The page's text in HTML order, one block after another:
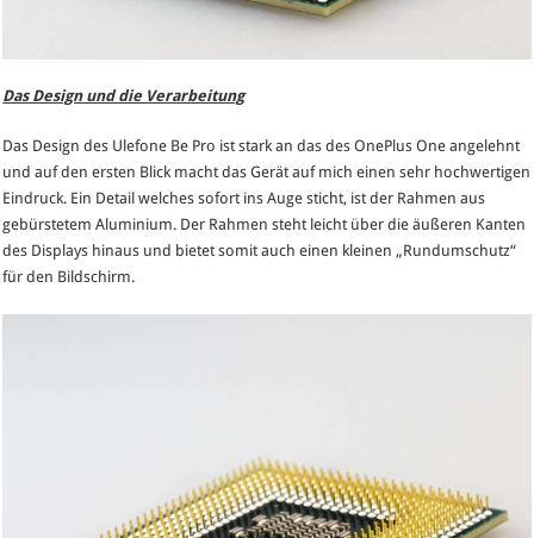
Das Design und die Verarbeitung
Das Design des Ulefone Be Pro ist stark an das des OnePlus One angelehnt
und auf den ersten Blick macht das Gerät auf mich einen sehr hochwertigen
Eindruck. Ein Detail welches sofort ins Auge sticht, ist der Rahmen aus
gebürstetem Aluminium. Der Rahmen steht leicht über die äußeren Kanten
des Displays hinaus und bietet somit auch einen kleinen „Rundumschutz“
für den Bildschirm.